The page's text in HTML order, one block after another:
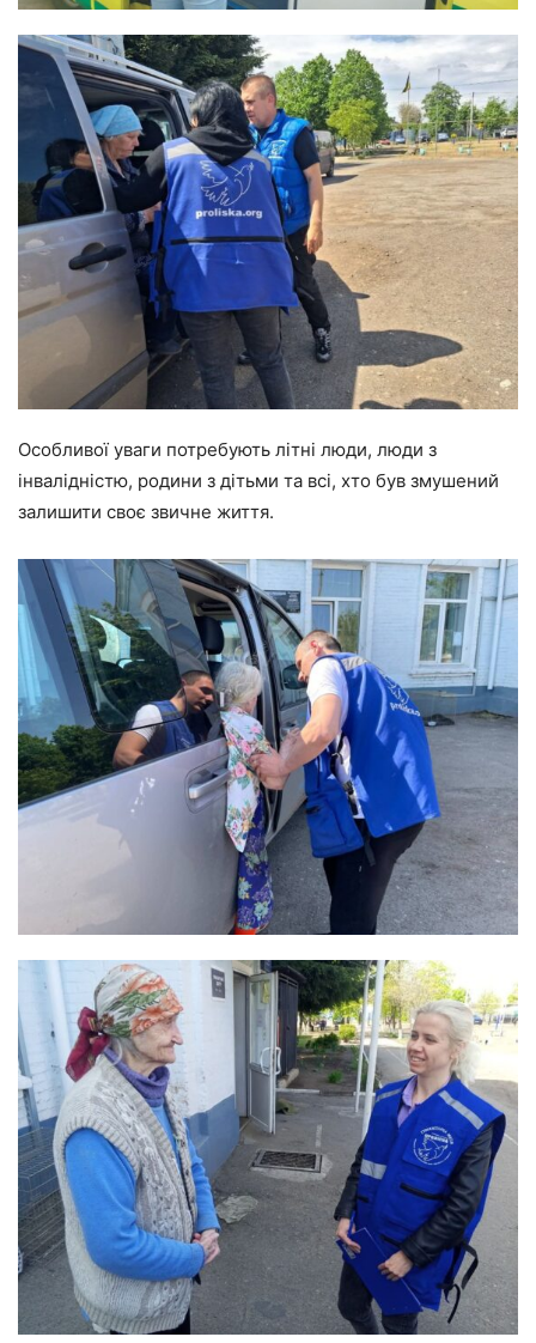
Особливої уваги потребують літні люди, люди з
інвалідністю, родини з дітьми та всі, хто був змушений
залишити своє звичне життя.